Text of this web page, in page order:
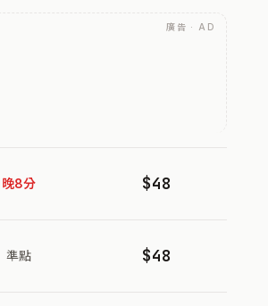
廣告 · AD
晚8分 $48
準點 $48